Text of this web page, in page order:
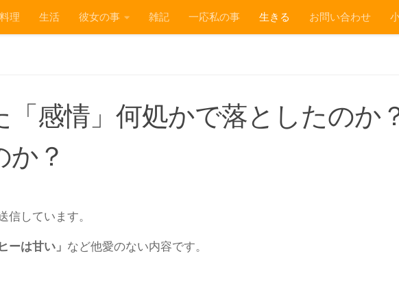
理 生活 彼女の事 雑記 一応私の事 生きる お問い合わせ
「感情」何処かで落としたのか
？
信しています。
ーは甘い」 など他愛のない内容です。